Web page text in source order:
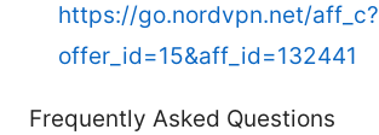
https://go.nordvpn.net/aff_c?
offer_id=15&aff_id=132441
Frequently Asked Questions